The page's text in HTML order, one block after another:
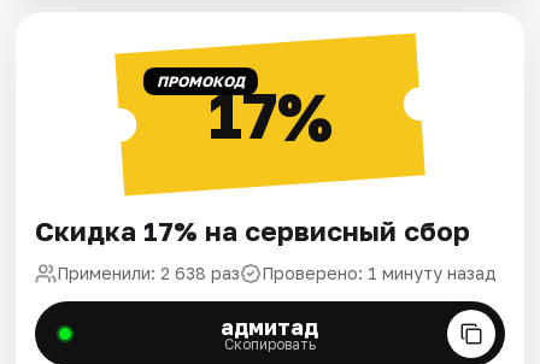
ПРОМОКОД17%
Скидка 17% на сервисный сбор
Применили: 2 638 раз Проверено: 1 минуту назад
адмитад
Скопировать